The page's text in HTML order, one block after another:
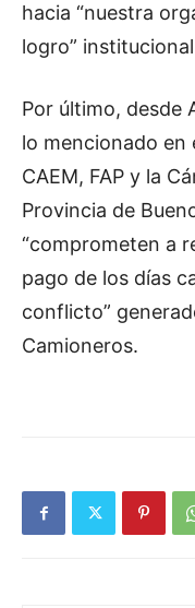
hacia “nuestra
logro”
Por último, desde
lo mencionado en
CAEM, FAP y la
Provincia de
“comprometen a
pago de los días
conflicto”
Camioneros.